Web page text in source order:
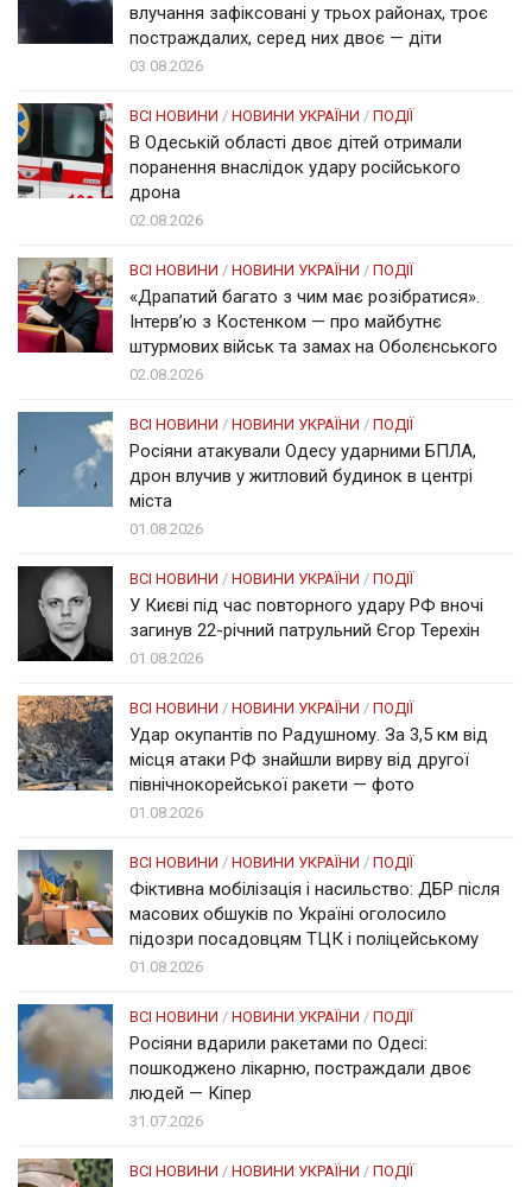
влучання зафіксовані у трьох районах, троє
постраждалих, серед них двоє — діти
03.08.2026
ВСІ НОВИНИ / НОВИНИ УКРАЇНИ / ПОДІЇ
В Одеській області двоє дітей отримали
поранення внаслідок удару російського
дрона
02.08.2026
ВСІ НОВИНИ / НОВИНИ УКРАЇНИ / ПОДІЇ
«Драпатий багато з чим має розібратися».
Інтерв’ю з Костенком — про майбутнє
штурмових військ та замах на Оболєнського
02.08.2026
ВСІ НОВИНИ / НОВИНИ УКРАЇНИ / ПОДІЇ
Росіяни атакували Одесу ударними БПЛА,
дрон влучив у житловий будинок в центрі
міста
01.08.2026
ВСІ НОВИНИ / НОВИНИ УКРАЇНИ / ПОДІЇ
У Києві під час повторного удару РФ вночі
загинув 22-річний патрульний Єгор Терехін
01.08.2026
ВСІ НОВИНИ / НОВИНИ УКРАЇНИ / ПОДІЇ
Удар окупантів по Радушному. За 3,5 км від
місця атаки РФ знайшли вирву від другої
північнокорейської ракети — фото
01.08.2026
ВСІ НОВИНИ / НОВИНИ УКРАЇНИ / ПОДІЇ
Фіктивна мобілізація і насильство: ДБР після
масових обшуків по Україні оголосило
підозри посадовцям ТЦК і поліцейському
01.08.2026
ВСІ НОВИНИ / НОВИНИ УКРАЇНИ / ПОДІЇ
Росіяни вдарили ракетами по Одесі:
пошкоджено лікарню, постраждали двоє
людей — Кіпер
31.07.2026
ВСІ НОВИНИ / НОВИНИ УКРАЇНИ / ПОДІЇ